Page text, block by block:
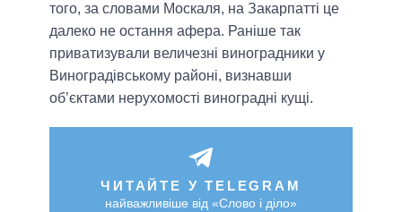
того, за словами Москаля, на Закарпатті це
далеко не остання афера. Раніше так
приватизували величезні виноградники у
Виноградівському районі, визнавши
об’єктами нерухомості виноградні кущі.
ЧИТАЙТЕ У TELEGRAM
найважливіше від «Слово і діло»